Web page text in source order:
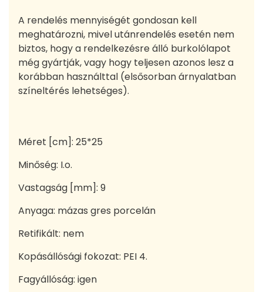
A rendelés mennyiségét gondosan kell
meghatározni, mivel utánrendelés esetén nem
biztos, hogy a rendelkezésre álló burkolólapot
még gyártják, vagy hogy teljesen azonos lesz a
korábban használttal (elsősorban árnyalatban
színeltérés lehetséges).
Méret [cm]: 25*25
Minőség: I.o.
Vastagság [mm]: 9
Anyaga: mázas gres porcelán
Retifikált: nem
Kopásállósági fokozat: PEI 4.
Fagyállóság: igen